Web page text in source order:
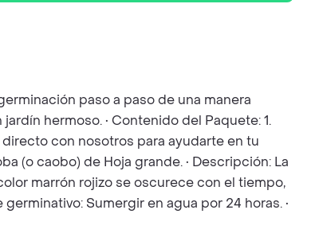
paso a paso de una manera
hermoso. • Contenido del Paquete: 1.
con nosotros para ayudarte en tu
(o caobo) de Hoja grande. • Descripción: La
marrón rojizo se oscurece con el tiempo,
Sumergir en agua por 24 horas. •